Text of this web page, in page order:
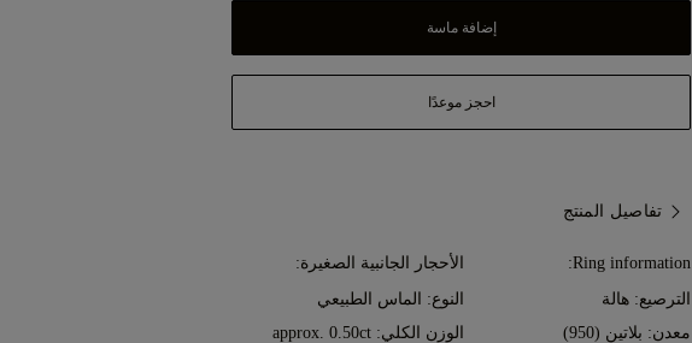
إضافة ماسة
احجز موعدًا
تفاصيل المنتج
Ring information:
الترصيع: هالة
معدن: بلاتين (950)
الأحجار الجانبية الصغيرة:
النوع: الماس الطبيعي
الوزن الكلي: approx. 0.50ct